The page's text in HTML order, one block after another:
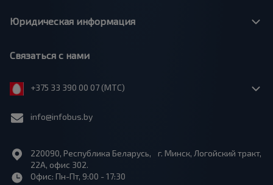
Юридическая информация
Связаться с нами
+375 33 390 00 07 (МТС)
info@infobus.by
220090, Республика Беларусь, г. Минск, Логойский тракт,
22А, офис 302.
Офис: Пн-Пт, 9:00 - 17:30